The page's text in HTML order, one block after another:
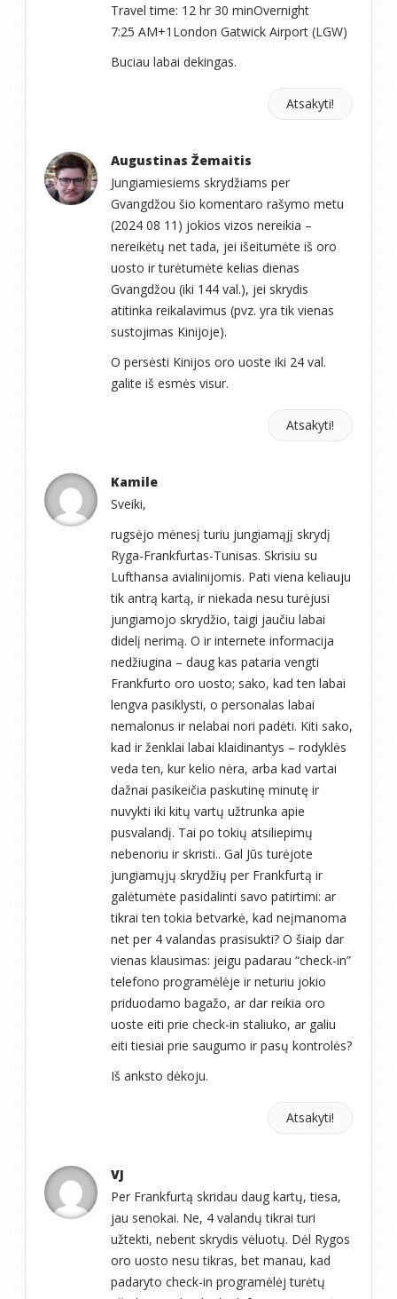
Travel time: 12 hr 30 minOvernight
7:25 AM+1London Gatwick Airport (LGW)
Buciau labai dekingas.
Atsakyti!
Augustinas Žemaitis
Jungiamiesiems skrydžiams per
Gvangdžou šio komentaro rašymo metu
(2024 08 11) jokios vizos nereikia –
nereikėtų net tada, jei išeitumėte iš oro
uosto ir turėtumėte kelias dienas
Gvangdžou (iki 144 val.), jei skrydis
atitinka reikalavimus (pvz. yra tik vienas
sustojimas Kinijoje).
O persėsti Kinijos oro uoste iki 24 val.
galite iš esmės visur.
Atsakyti!
Kamile
Sveiki,
rugsėjo mėnesį turiu jungiamąjį skrydį
Ryga-Frankfurtas-Tunisas. Skrisiu su
Lufthansa avialinijomis. Pati viena keliauju
tik antrą kartą, ir niekada nesu turėjusi
jungiamojo skrydžio, taigi jaučiu labai
didelį nerimą. O ir internete informacija
nedžiugina – daug kas pataria vengti
Frankfurto oro uosto; sako, kad ten labai
lengva pasiklysti, o personalas labai
nemalonus ir nelabai nori padėti. Kiti sako,
kad ir ženklai labai klaidinantys – rodyklės
veda ten, kur kelio nėra, arba kad vartai
dažnai pasikeičia paskutinę minutę ir
nuvykti iki kitų vartų užtrunka apie
pusvalandį. Tai po tokių atsiliepimų
nebenoriu ir skristi.. Gal Jūs turėjote
jungiamųjų skrydžių per Frankfurtą ir
galėtumėte pasidalinti savo patirtimi: ar
tikrai ten tokia betvarkė, kad neįmanoma
net per 4 valandas prasisukti? O šiaip dar
vienas klausimas: jeigu padarau “check-in”
telefono programėlėje ir neturiu jokio
priduodamo bagažo, ar dar reikia oro
uoste eiti prie check-in staliuko, ar galiu
eiti tiesiai prie saugumo ir pasų kontrolės?
Iš anksto dėkoju.
Atsakyti!
VJ
Per Frankfurtą skridau daug kartų, tiesa,
jau senokai. Ne, 4 valandų tikrai turi
užtekti, nebent skrydis vėluotų. Dėl Rygos
oro uosto nesu tikras, bet manau, kad
padaryto check-in programėlėj turėtų